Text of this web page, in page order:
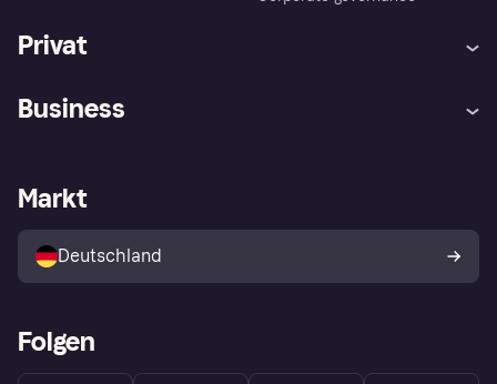
Privat
Klarna App
Shops entdecken
Käuferschutzrichtlinie
Dein Widerrufsrecht
Business
Händlerportal
Markt
Deutschland
Folgen